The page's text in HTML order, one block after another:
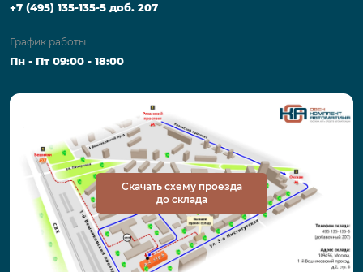
+7 (495) 135-135-5 доб. 207
График работы
Пн - Пт 09:00 - 18:00
Скачать схему проезда
до склада